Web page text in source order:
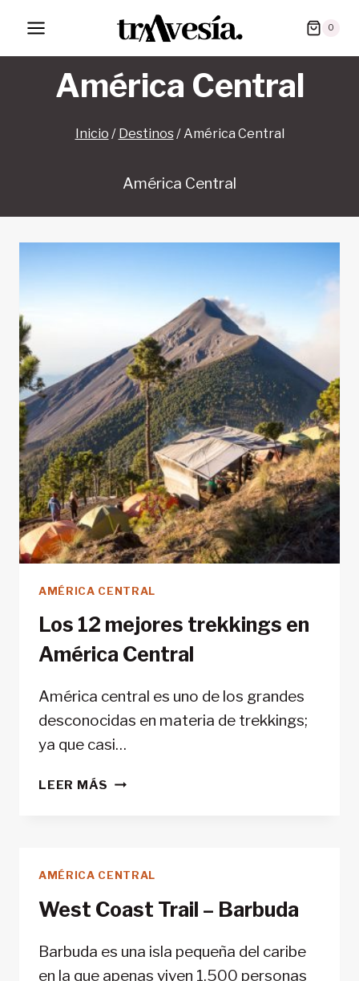
contenido
0
América Central
Inicio / Destinos / América Central
América Central
AMÉRICA CENTRAL
Los 12 mejores trekkings en
América Central
América central es uno de los grandes
desconocidas en materia de trekkings;
ya que casi…
LEER MÁS LOS
AMÉRICA
AMÉRICA CENTRAL
West Coast Trail – Barbuda
Barbuda es una isla pequeña del caribe
en la que apenas viven 1.500 personas